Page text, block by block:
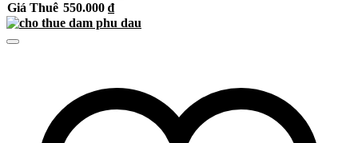
Giá Thuê 550.000 ₫